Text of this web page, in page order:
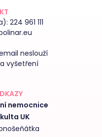
224 961 111
neslouží
vyšetření
nemocnice
UK